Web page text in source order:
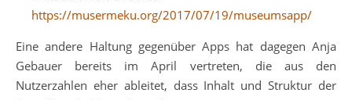
https://musermeku.org/2017/07/19/museumsapp/
Eine andere Haltung gegenüber Apps hat dagegen Anja
Gebauer bereits im April vertreten, die aus den
Nutzerzahlen eher ableitet, dass Inhalt und Struktur der